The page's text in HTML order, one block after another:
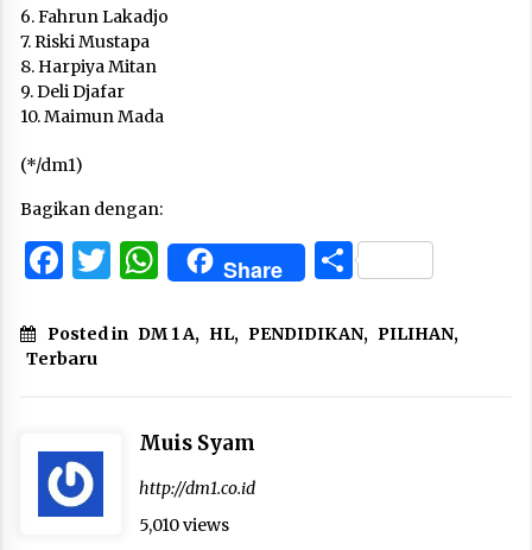
6. Fahrun Lakadjo
7. Riski Mustapa
8. Harpiya Mitan
9. Deli Djafar
10. Maimun Mada
(*/dm1)
Bagikan dengan:
Facebook
Twitter
WhatsApp
Share Share
Posted in DM 1 A, HL, PENDIDIKAN, PILIHAN,
Terbaru
Muis Syam
http://dm1.co.id
5,010 views